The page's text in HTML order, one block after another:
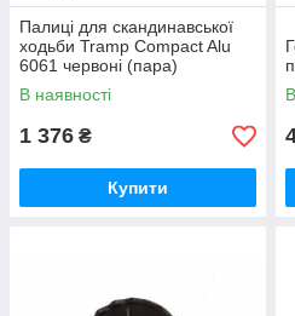
Палиці для скандинавської
ходьби Tramp Compact Alu
6061 червоні (пара)
В наявності
1 376 ₴
Купити